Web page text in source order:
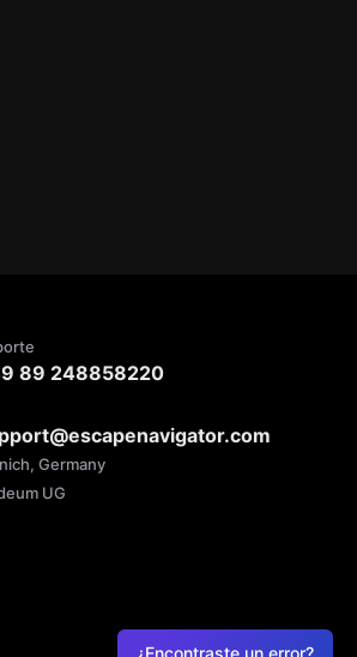
¿Encontraste un error?
89 248858220
Germany
UG